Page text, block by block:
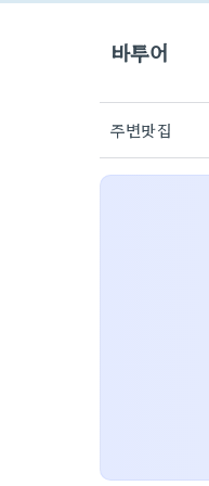
바투어
주변맛집